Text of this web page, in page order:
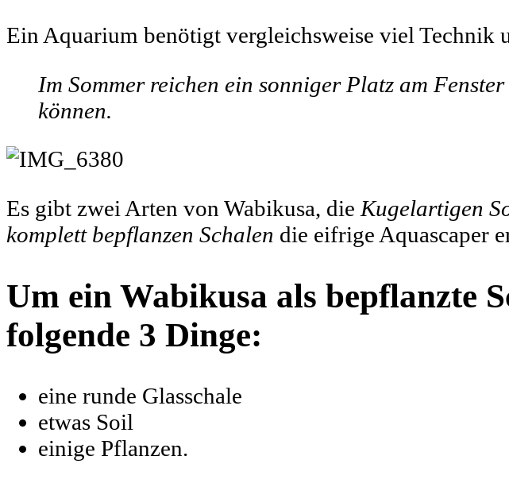
Ein Aquarium benötigt vergleichsweise viel Technik
Im Sommer reichen ein sonniger Platz am
können.
Es gibt zwei Arten von Wabikusa, die Kugelartigen
komplett bepflanzen Schalen die eifrige Aquascaper
Um ein Wabikusa als bepflanzte
folgende 3 Dinge:
eine runde Glasschale
etwas Soil
einige Pflanzen.